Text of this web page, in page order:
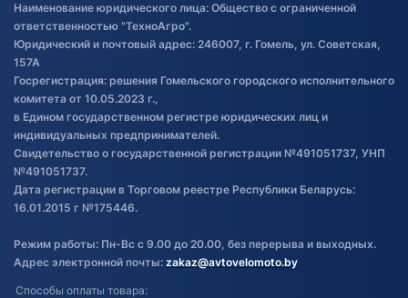
Обработка файлов cookie
Постановка транспорта на учет
Обновления в ЭПТС 2024
Наименование юридического лица: Общество с ограниченной
ответственностью "ТехноАгро".
Юридический и почтовый адрес: 246007, г. Гомель, ул. Советская,
157А
Госрегистрация: решения Гомельского городского исполнительного
комитета от 10.05.2023 г.,
в Едином государственном регистре юридических лиц и
индивидуальных предпринимателей.
Свидетельство о государственной регистрации №491051737, УНП
№491051737.
Дата регистрации в Торговом реестре Республики Беларусь:
16.01.2015 г №175446.
Режим работы: Пн-Вс с 9.00 до 20.00, без перерыва и выходных.
Адрес электронной почты: zakaz@avtovelomoto.by
Способы оплаты товара: